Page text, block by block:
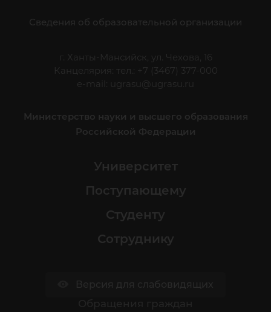
Сведения об образовательной организации
г. Ханты-Мансийск, ул. Чехова, 16
Канцелярия: тел.: +7 (3467) 377-000
e-mail:
ugrasu@ugrasu.ru
Министерство науки и высшего образования
Российской Федерации
Университет
Поступающему
Студенту
Сотруднику